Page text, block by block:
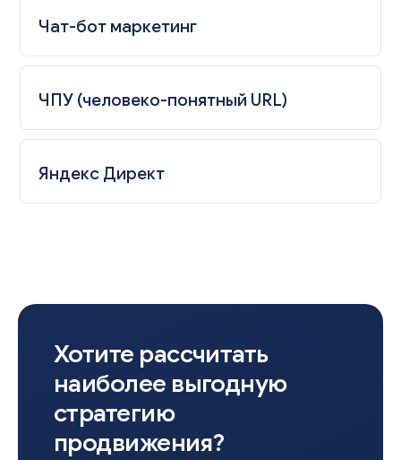
Чат-бот маркетинг
ЧПУ (человеко-понятный URL)
Яндекс Директ
Хотите рассчитать
наиболее выгодную
стратегию
продвижения?